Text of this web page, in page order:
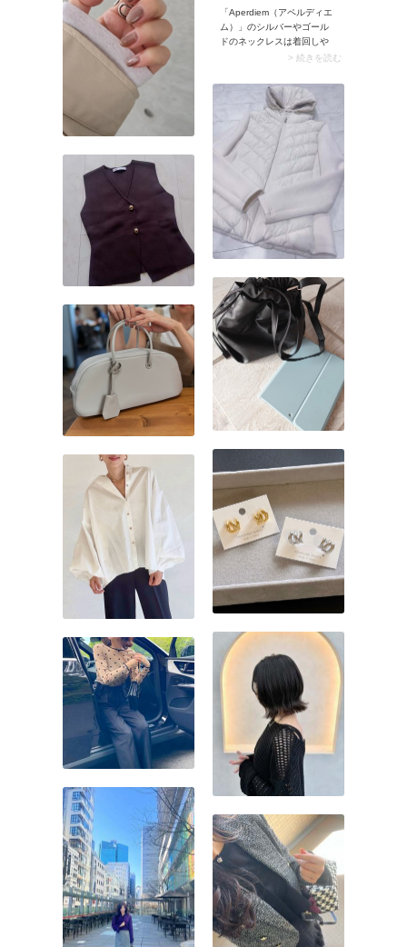
「Aperdiem（アペルディエ
ム）」のシルバーやゴール
ドのネックレスは着回しや
すいと評判。左右で異なる
プルながらモード感のある
デザインが魅力的です。
> 続きを読む